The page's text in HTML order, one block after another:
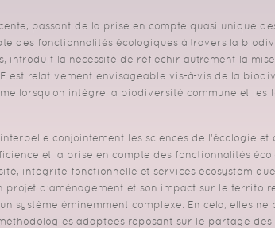
passant de la prise en compte quasi unique
des fonctionnalités écologiques à travers la
introduit la nécessité de réfléchir autrement la
E est relativement envisageable vis-à-vis de la
lorsqu’on intègre la biodiversité commune et les
conjointement les sciences de l’écologie
et la prise en compte des fonctionnalités
intégrité fonctionnelle et services
projet d’aménagement et son impact sur le
système éminemment complexe. En cela, elles ne
adaptées reposant sur le partage des